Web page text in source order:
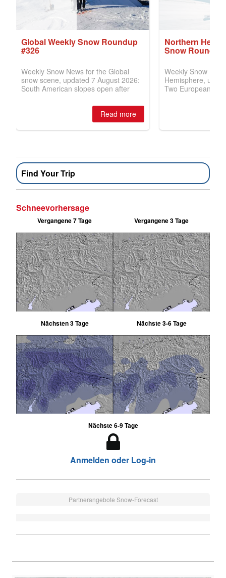
Find Your Trip
Schneevorhersage
Vergangene 7 Tage Vergangene 3 Tage
Nächsten 3 Tage Nächste 3-6 Tage
Nächste 6-9 Tage
Anmelden oder Log-in
Partnerangebote Snow-Forecast